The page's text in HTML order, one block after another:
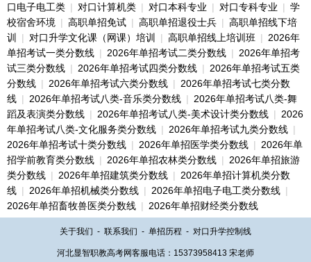
口电子电工类 | 对口计算机类 | 对口本科专业 | 对口专科专业 | 学
校宿舍环境 | 高职单招免试 | 高职单招退役士兵 | 高职单招线下培
训
| 对口升学文化课（网课）培训 | 高职单招线上培训班 | 2026年
单招考试一类分数线 | 2026年单招考试二类分数线 | 2026年单招考
试三类分数线 | 2026年单招考试四类分数线 | 2026年单招考试五类
分数线 | 2026年单招考试六类分数线 | 2026年单招考试七类分数
线 | 2026年单招考试八类-音乐类分数线 | 2026年单招考试八类-舞
蹈及表演类分数线 | 2026年单招考试八类-美术设计类分数线 | 2026
年单招考试八类-文化服务类分数线 | 2026年单招考试九类分数线 |
2026年单招考试十类分数线 | 2026年单招医学类分数线 | 2026年单
招学前教育类分数线 | 2026年单招农林类分数线 | 2026年单招旅游
类分数线 | 2026年单招建筑类分数线 | 2026年单招计算机类分数
线 | 2026年单招机械类分数线 | 2026年单招电子电工类分数线 |
2026年单招畜牧兽医类分数线 | 2026年单招财经类分数线
关于我们 - 联系我们 - 单招历程 - 对口升学控制线
河北显智职教高考网客服电话：15373958413 宋老师